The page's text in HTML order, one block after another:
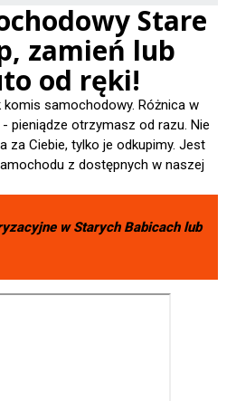
Stare
zamień lub
od ręki!
komis samochodowy. Różnica w
pieniądze otrzymasz od razu. Nie
za Ciebie, tylko je odkupimy. Jest
z dostępnych w naszej
wStarych Babicachlub